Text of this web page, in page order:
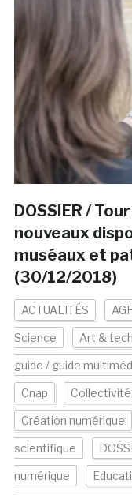
DOSSIER /
nouveaux
muséaux et
(30/12/2018)
ACTUALITÉS
Science Art &
guide / guide
Cnap
Création numérique
scientifique
numérique